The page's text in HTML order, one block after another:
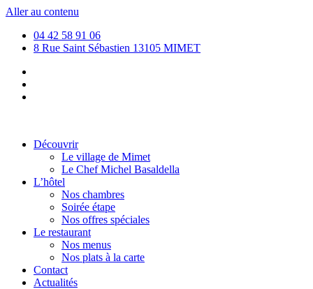
Aller au contenu
04 42 58 91 06
8 Rue Saint Sébastien 13105 MIMET
Découvrir
Le village de Mimet
Le Chef Michel Basaldella
L’hôtel
Nos chambres
Soirée étape
Nos offres spéciales
Le restaurant
Nos menus
Nos plats à la carte
Contact
Actualités